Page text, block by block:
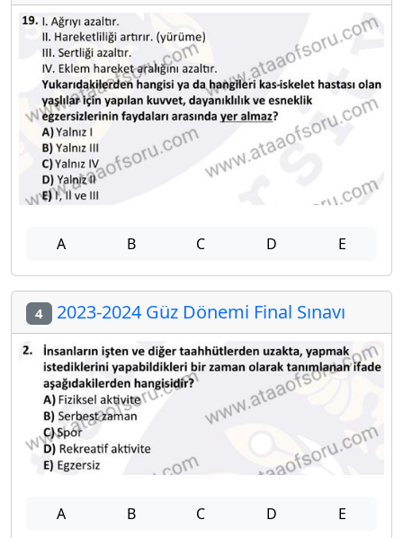
A B C D E
4 2023-2024 Güz Dönemi Final Sınavı
A B C D E